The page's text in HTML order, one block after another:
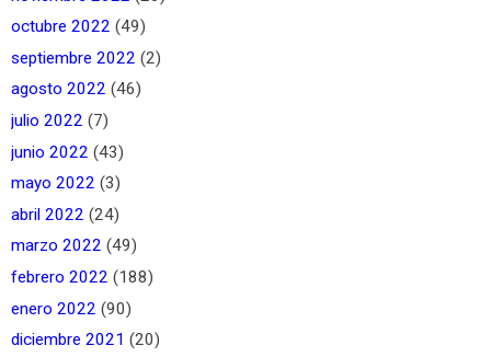
octubre 2022 (49)
septiembre 2022 (2)
agosto 2022 (46)
julio 2022 (7)
junio 2022 (43)
mayo 2022 (3)
abril 2022 (24)
marzo 2022 (49)
febrero 2022 (188)
enero 2022 (90)
diciembre 2021 (20)